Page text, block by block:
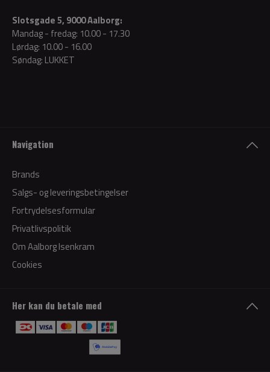
Slotsgade 5, 9000 Aalborg:
Mandag - fredag: 10.00 - 17.30
Lørdag: 10.00 - 16.00
Søndag: LUKKET
Navigation
Brands
Salgs- og leveringsbetingelser
Fortrydelsesformular
Privatlivspolitik
Om Aalborg Isenkram
Cookies
Her kan du betale med